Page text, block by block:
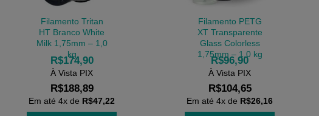
Filamento Tritan
HT Branco White
Milk 1,75mm – 1,0
kg
R$174,90
À Vista PIX
R$188,89
Em até 4x de R$47,22
Filamento PETG
XT Transparente
Glass Colorless
1,75mm – 1,0 kg
R$96,90
À Vista PIX
R$104,65
Em até 4x de R$26,16